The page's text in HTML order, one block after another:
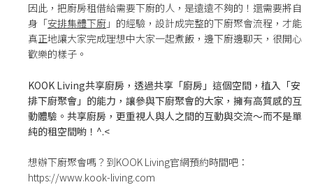
因此，把廚房租借給需要下廚的人，是遠遠不夠的！還需要將自
身「安排集體下廚 」的經驗，設計成完整的下廚聚會流程，才能
真正地讓大家完成理想中大家一起煮飯，邊下廚邊聊天，很開心
歡樂的樣子。
KOOK Living共享廚房，透過共享「廚房」這個空間，植入「安
排下廚聚會」的能力，讓參與下廚聚會的大家，擁有高質感的互
動體驗。共享廚房，更重視人與人之間的互動與交流～而不是單
純的租空間喲！^.<
想辦下廚聚會嗎？到KOOK Living官網預約時間吧：
https://www.kook-living.com